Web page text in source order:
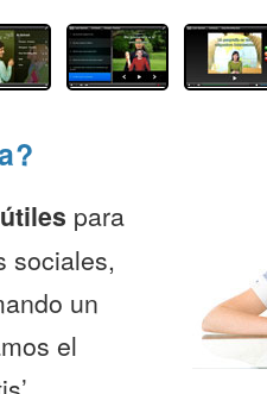
para
sociales,
un
el